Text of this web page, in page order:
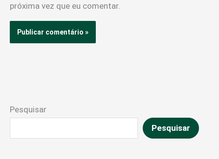
próxima vez que eu comentar.
Pesquisar
Pesquisar